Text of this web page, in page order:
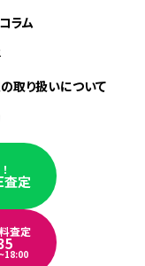
ラム
取り扱いについて
査定
査定